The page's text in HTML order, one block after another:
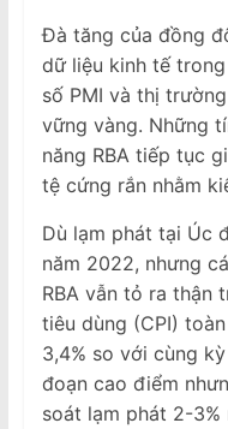
Đà tăng của đồng
dữ liệu kinh tế
số PMI và thị
vững vàng. Những
năng RBA tiếp tục
tệ cứng rắn nhằm
Dù lạm phát tại Úc
năm 2022, nhưng
RBA vẫn tỏ ra thận
tiêu dùng (CPI)
3,4% so với cùng
đoạn cao điểm
soát lạm phát 2-3%